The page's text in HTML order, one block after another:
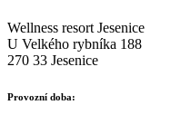
Wellness resort Jesenice
U Velkého rybníka 188
270 33 Jesenice
Provozní doba: